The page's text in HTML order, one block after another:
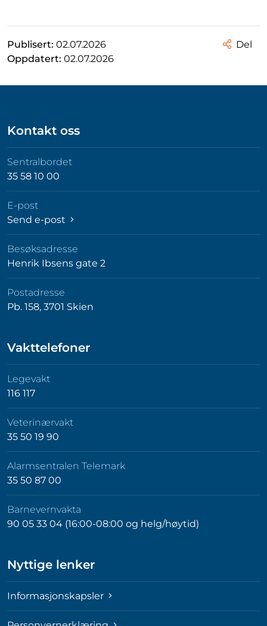
Publisert: 02.07.2026
Oppdatert: 02.07.2026
Del
Kontakt oss
Sentralbordet
35 58 10 00
E-post
Send e-post
Besøksadresse
Henrik Ibsens gate 2
Postadresse
Pb. 158, 3701 Skien
Vakttelefoner
Legevakt
116 117
Veterinærvakt
35 50 19 90
Alarmsentralen Telemark
35 50 87 00
Barnevernvakta
90 05 33 04 (16:00-08:00 og helg/høytid)
Nyttige lenker
Informasjonskapsler